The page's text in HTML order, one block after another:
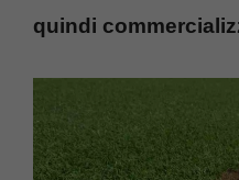
quindi